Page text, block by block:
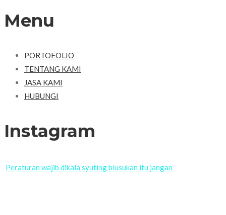
Menu
PORTOFOLIO
TENTANG KAMI
JASA KAMI
HUBUNGI
Instagram
Peraturan wajib dikala syuting blusukan itu jangan